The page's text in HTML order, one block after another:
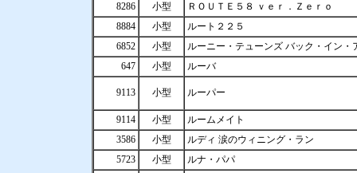
8286 小型
ＲＯＵＴＥ５８ ｖｅｒ．Ｚｅｒｏ
8884
小型
ルート２２５
6852
小型
ルーニー・テューンズ バック・イン・
647
小型 ルーバ
9113 小型 ルーパー
9114 小型
ルームメイト
3586
小型
ルディ 涙のウィニング・ラン
5723
小型
ルナ・パパ